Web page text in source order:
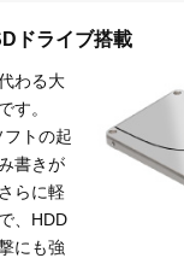
ドライブ搭載
わる大
す。
フトの起
書きが
らに軽
、HDD
にも強